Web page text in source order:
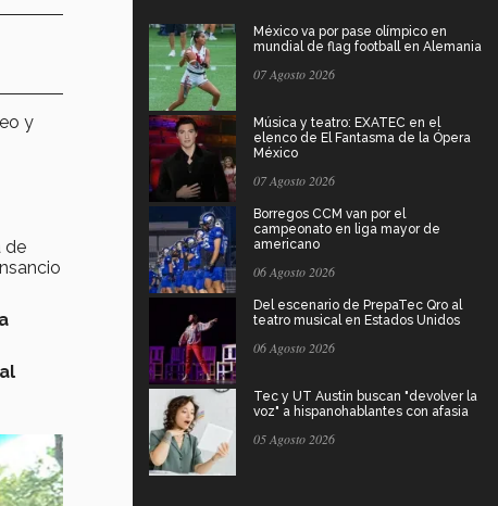
y
de
México va por pase olímpico en
mundial de flag football en Alemania
07 Agosto 2026
Música y teatro: EXATEC en el
elenco de El Fantasma de la Ópera
México
07 Agosto 2026
Borregos CCM van por el
campeonato en liga mayor de
americano
06 Agosto 2026
Del escenario de PrepaTec Qro al
teatro musical en Estados Unidos
06 Agosto 2026
Tec y UT Austin buscan "devolver la
voz" a hispanohablantes con afasia
05 Agosto 2026